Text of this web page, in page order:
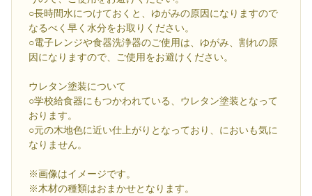
○長時間水につけておくと、ゆがみの原因になりますので
なるべく早く水分をお取りください。
○電子レンジや食器洗浄器のご使用は、ゆがみ、割れの原
因になりますので、ご使用をお避けください。
ウレタン塗装について
○学校給食器にもつかわれている、ウレタン塗装となって
おります。
○元の木地色に近い仕上がりとなっており、においも気に
なりません。
※画像はイメージです。
※木材の種類はおまかせとなります。